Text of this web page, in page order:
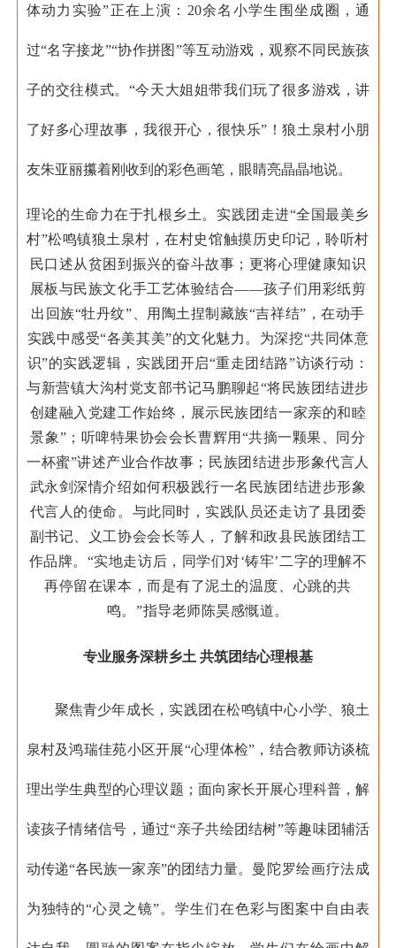
体动力实验”正在上演：20余名小学生围坐成圈，通
过“名字接龙”“协作拼图”等互动游戏，观察不同民族孩
子的交往模式。“今天大姐姐带我们玩了很多游戏，讲
了好多心理故事，我很开心，很快乐”！狼土泉村小朋
友朱亚丽攥着刚收到的彩色画笔，眼睛亮晶晶地说。
理论的生命力在于扎根乡土。实践团走进“全国最美乡
村”松鸣镇狼土泉村，在村史馆触摸历史印记，聆听村
民口述从贫困到振兴的奋斗故事；更将心理健康知识
展板与民族文化手工艺体验结合——孩子们用彩纸剪
出回族“牡丹纹”、用陶土捏制藏族“吉祥结”，在动手
实践中感受“各美其美”的文化魅力。 为深挖“共同体意
识”的实践逻辑，实践团开启“重走团结路”访谈行动：
与新营镇大沟村党支部书记马鹏聊起“将民族团结进步
创建融入党建工作始终，展示民族团结一家亲的和睦
景象”；听啤特果协会会长曹辉用“共摘一颗果、同分
一杯蜜”讲述产业合作故事；民族团结进步形象代言人
武永剑深情介绍如何积极践行一名民族团结进步形象
代言人的使命。与此同时，实践队员还走访了县团委
副书记、义工协会会长等人，了解和政县民族团结工
作品牌。“实地走访后，同学们对‘铸牢’二字的理解不
再停留在课本，而是有了泥土的温度、心跳的共
鸣。”指导老师陈昊感慨道。
专业服务深耕乡土 共筑团结心理根基
聚焦青少年成长，实践团在松鸣镇中心小学、狼土
泉村及鸿瑞佳苑小区开展“心理体检”，结合教师访谈梳
理出学生典型的心理议题；面向家长开展心理科普，解
读孩子情绪信号，通过“亲子共绘团结树”等趣味团辅活
动传递“各民族一家亲”的团结力量。 曼陀罗绘画疗法成
为独特的“心灵之镜”。学生们在色彩与图案中自由表